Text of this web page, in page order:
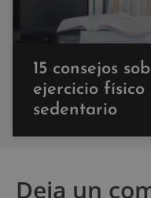
15 consejos
ejercicio
sedentario
Deja un